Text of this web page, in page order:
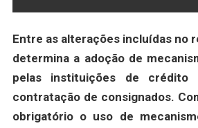
Entre as alterações incluídas no
determina a adoção de
pelas instituições de
contratação de consignados.
obrigatório o uso de